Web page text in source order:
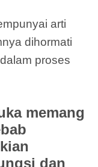
arti
dihormati
proses
memang
dan